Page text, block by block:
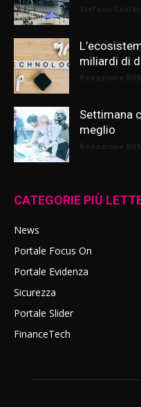
miliardi di
Settimana
meglio
CATEGORIE PIÙ
News
Portale Focus On
Portale Evidenza
Sicurezza
Portale Slider
FinanceTech